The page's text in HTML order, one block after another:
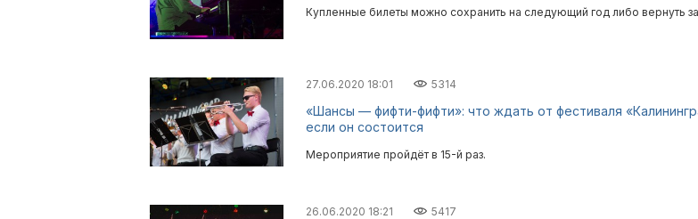
Купленные билеты можно сохранить на следующий год либо вернуть
27.06.2020 18:01 5314
«Шансы — фифти-фифти»: что ждать от фестиваля
если он состоится
Мероприятие пройдёт в 15-й раз.
26.06.2020 18:21 5417